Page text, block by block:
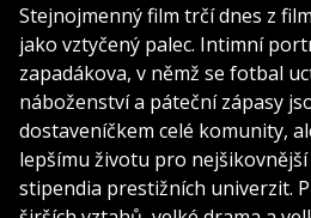
Stejnojmenný film trčí dnes z
jako vztyčený palec. Intimní
zapadákova, v němž se fotbal
náboženství a páteční zápasy
dostaveníčkem celé komunity,
lepšímu životu pro
stipendia prestižních univerzit.